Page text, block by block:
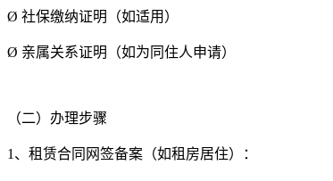
Ø 社保缴纳证明（如适用）
Ø 亲属关系证明（如为同住人申请）
（二）办理步骤
1、租赁合同网签备案（如租房居住）：